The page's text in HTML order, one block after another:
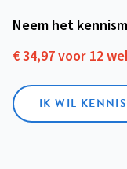
Neem het
€ 34,97 voor 12
IK WIL